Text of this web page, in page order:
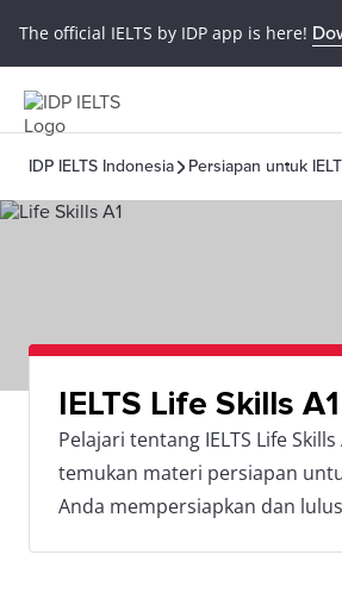
The official IELTS by IDP app is here!
IDP IELTS Indonesia Persiapan untuk
IELTS Life Skills A1
Pelajari tentang IELTS Life Skills
temukan materi persiapan
Anda mempersiapkan dan